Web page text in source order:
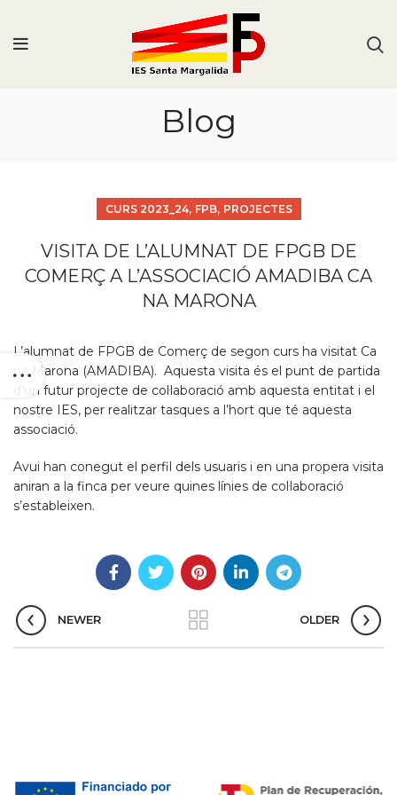
Blog
CURS 2023_24, FPB, PROJECTES
VISITA DE L’ALUMNAT DE FPGB DE
COMERÇ A L’ASSOCIACIÓ AMADIBA CA
NA MARONA
L’alumnat de FPGB de Comerç de segon curs ha visitat Ca
na Marona (AMADIBA). Aquesta visita és el punt de partida
d’un futur projecte de col·laboració amb aquesta entitat i el
nostre IES, per realitzar tasques a l’hort que té aquesta
associació.
Avui han conegut el perfil dels usuaris i en una propera visita
aniran a la finca per veure quines línies de col·laboració
s’estableixen.
NEWER OLDER